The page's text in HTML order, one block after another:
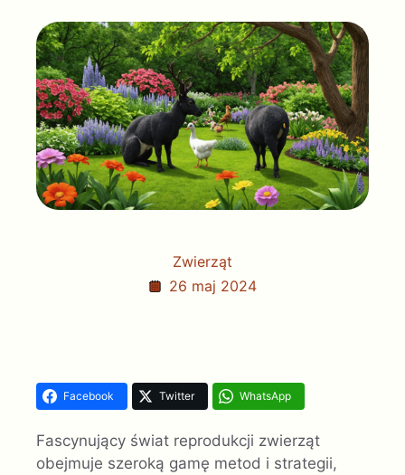
Zwierząt
26 maj 2024
Facebook Twitter WhatsApp
Fascynujący świat reprodukcji zwierząt
obejmuje szeroką gamę metod i strategii,